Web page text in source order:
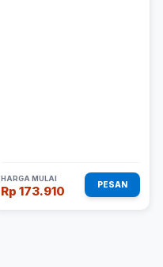
HARGA MULAI
Rp 173.910 PESAN